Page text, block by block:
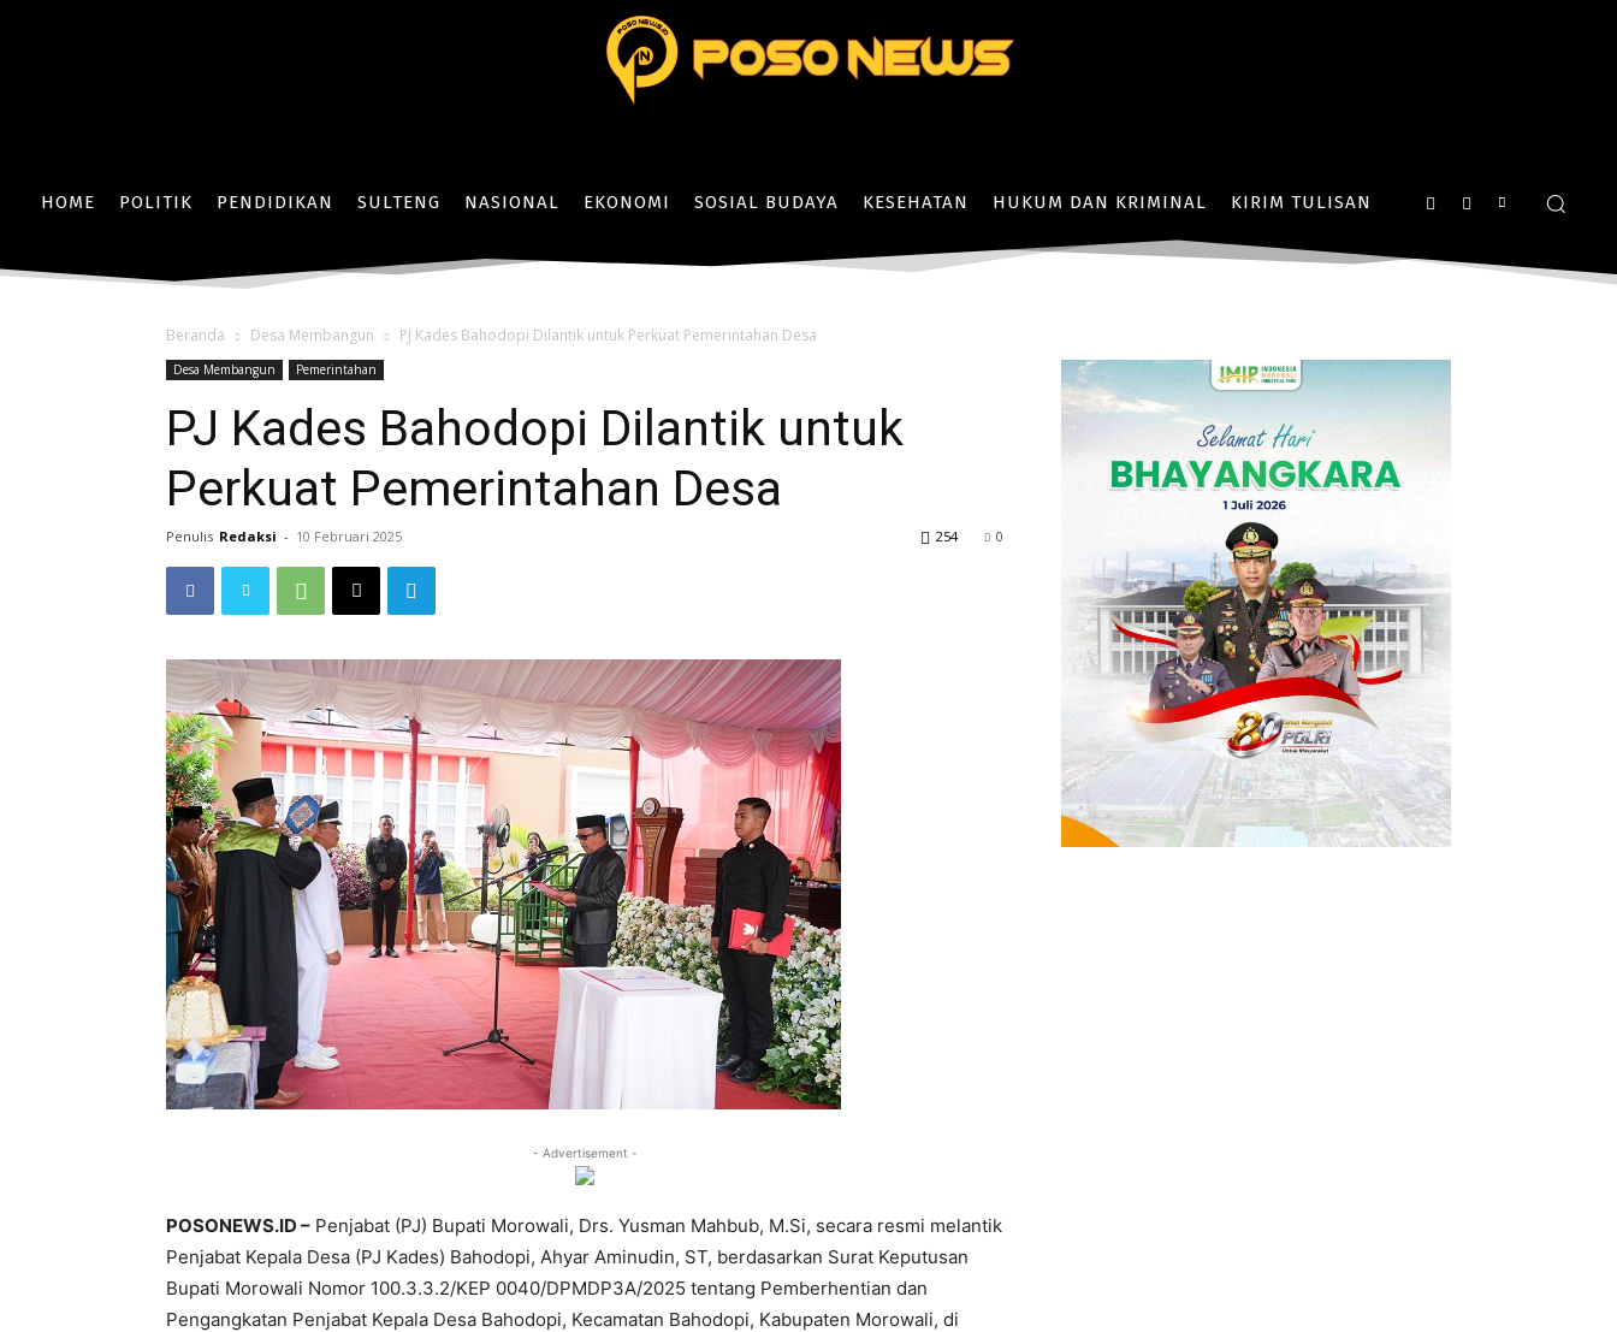
HOME POLITIK PENDIDIKAN SULTENG NASIONAL EKONOMI SOSIAL BUDAYA KESEHATAN HUKUM DAN KRIMINAL KIRIM TULISAN
Beranda Desa Membangun PJ Kades Bahodopi Dilantik untuk Perkuat Pemerintahan Desa
Desa Membangun Pemerintahan
PJ Kades Bahodopi Dilantik untuk
Perkuat Pemerintahan Desa
Penulis Redaksi - 10 Februari 2025 0
254
- Advertisement -
POSONEWS.ID – Penjabat (PJ) Bupati Morowali, Drs. Yusman Mahbub, M.Si, secara resmi melantik
Penjabat Kepala Desa (PJ Kades) Bahodopi, Ahyar Aminudin, ST, berdasarkan Surat Keputusan
Bupati Morowali Nomor 100.3.3.2/KEP 0040/DPMDP3A/2025 tentang Pemberhentian dan
Pengangkatan Penjabat Kepala Desa Bahodopi, Kecamatan Bahodopi, Kabupaten Morowali, di